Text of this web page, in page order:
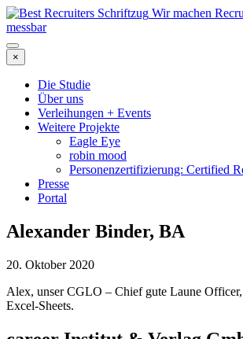
Wir machen
messbar
×
Die Studie
Über uns
Verleihungen + Events
Weitere Projekte
Eagle Eye
robin mood
Personenzertifizierung: Certified
Presse
Portal
Alexander Binder, BA
20. Oktober 2020
Alex, unser CGLO – Chief gute Laune
Excel-Sheets.